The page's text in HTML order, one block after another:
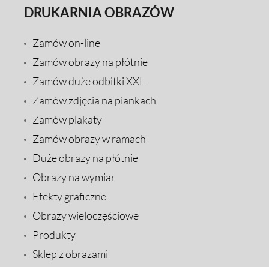
DRUKARNIA OBRAZÓW
Zamów on-line
Zamów obrazy na płótnie
Zamów duże odbitki XXL
Zamów zdjęcia na piankach
Zamów plakaty
Zamów obrazy w ramach
Duże obrazy na płótnie
Obrazy na wymiar
Efekty graficzne
Obrazy wieloczęściowe
Produkty
Sklep z obrazami